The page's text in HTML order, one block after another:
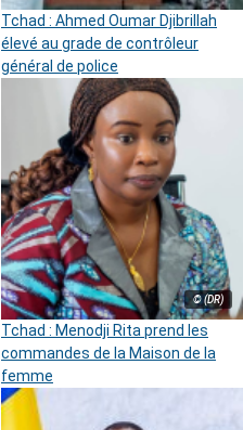
Tchad : Ahmed Oumar Djibrillah
élevé au grade de contrôleur
général de police
© (DR)
Tchad : Menodji Rita prend les
commandes de la Maison de la
femme